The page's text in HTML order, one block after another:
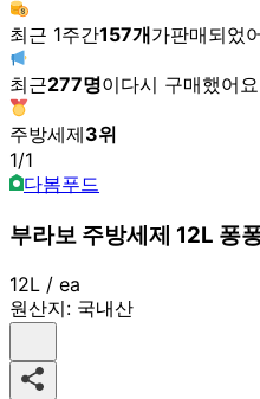
최근 1주간157개가판매되었
최근277명이다시 구매했어
주방세제3위
1/1
다봄푸드
부라보 주방세제 12L 퐁
12L / ea
원산지: 국내산